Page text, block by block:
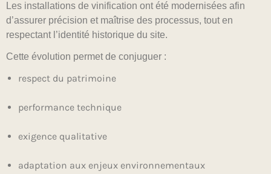
Les installations de vinification ont été modernisées afin
d’assurer précision et maîtrise des processus, tout en
respectant l’identité historique du site.
Cette évolution permet de conjuguer :
respect du patrimoine
performance technique
exigence qualitative
adaptation aux enjeux environnementaux